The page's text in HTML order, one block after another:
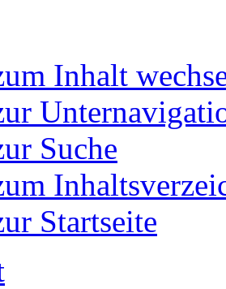
Inhalt
Suche
Startseite